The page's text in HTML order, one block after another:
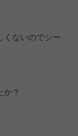
くないのでシー
か？